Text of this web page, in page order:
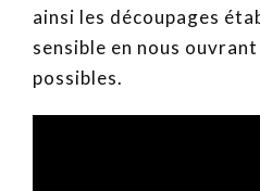
ainsi les découpages
sensible en nous
possibles.